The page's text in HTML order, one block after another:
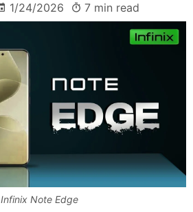
1/24/2026 7 min read
Infinix Note Edge